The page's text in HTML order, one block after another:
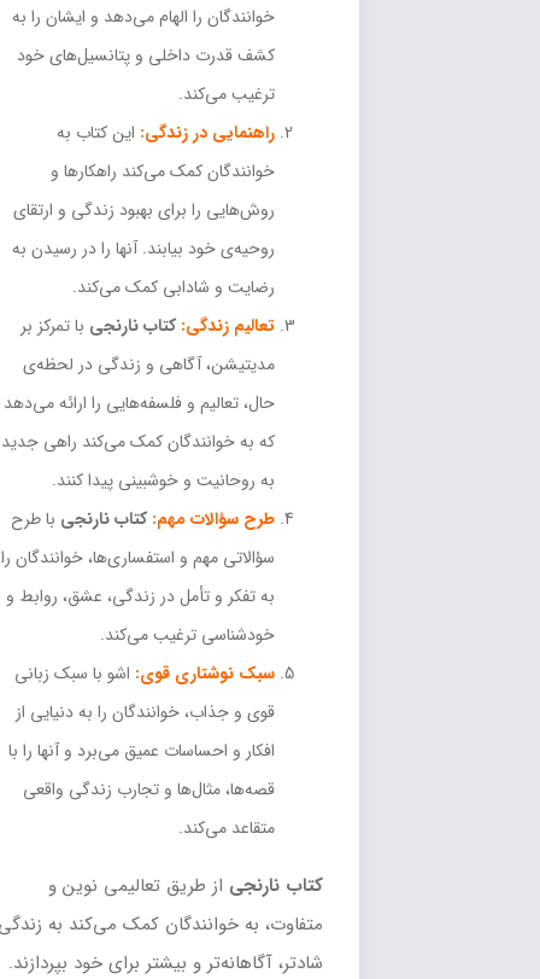
خوانندگان را الهام می‌دهد و ایشان را به
کشف قدرت داخلی و پتانسیل‌های خود
ترغیب می‌کند.
راهنمایی در زندگی:این کتاب به
خوانندگان کمک می‌کند راهکارها و
روش‌هایی را برای بهبود زندگی و ارتقای
روحیه‌ی خود بیابند. آنها را در رسیدن به
رضایت و شادابی کمک می‌کند.
تعالیم زندگی: کتاب نارنجیبا تمرکز بر
مدیتیشن، آگاهی و زندگی در لحظه‌ی
حال، تعالیم و فلسفه‌هایی را ارائه می‌دهد
که به خوانندگان کمک می‌کند راهی جدید
به روحانیت و خوشبینی پیدا کنند.
طرح سؤالات مهم:کتاب نارنجیبا طرح
سؤالاتی مهم و استفساری‌ها، خوانندگان را
به تفکر و تأمل در زندگی، عشق، روابط و
خودشناسی ترغیب می‌کند.
سبک نوشتاری قوی:اشو با سبک زبانی
قوی و جذاب، خوانندگان را به دنیایی از
افکار و احساسات عمیق می‌برد و آنها را با
قصه‌ها، مثال‌ها و تجارب زندگی واقعی
متقاعد می‌کند.
کتاب نارنجی از طریق تعالیمی نوین و
متفاوت، به خوانندگان کمک می‌کند به زندگی
شادتر، آگاهانه‌تر و بیشتر برای خود بپردازند.